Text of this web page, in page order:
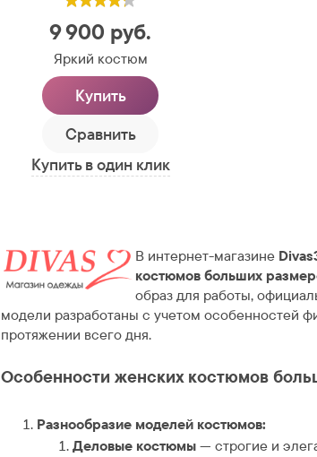
9 900 руб.
Яркий костюм
Купить
Сравнить
Купить в один клик
В интернет-магазине
костюмов больших
образ для работы,
модели разработаны с учетом особенностей
протяжении всего дня.
Особенности женских костюмов
Разнообразие моделей костюмов:
Деловые костюмы— строгие и